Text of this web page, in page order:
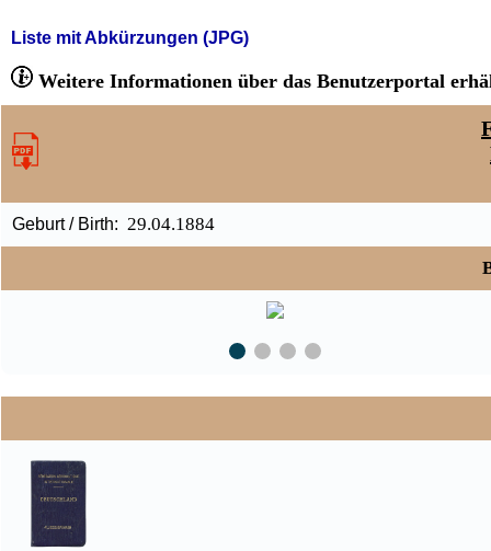
Liste mit Abkürzungen (JPG)
Weitere Informationen über das Benutzerportal
Geburt / Birth: 29.04.1884